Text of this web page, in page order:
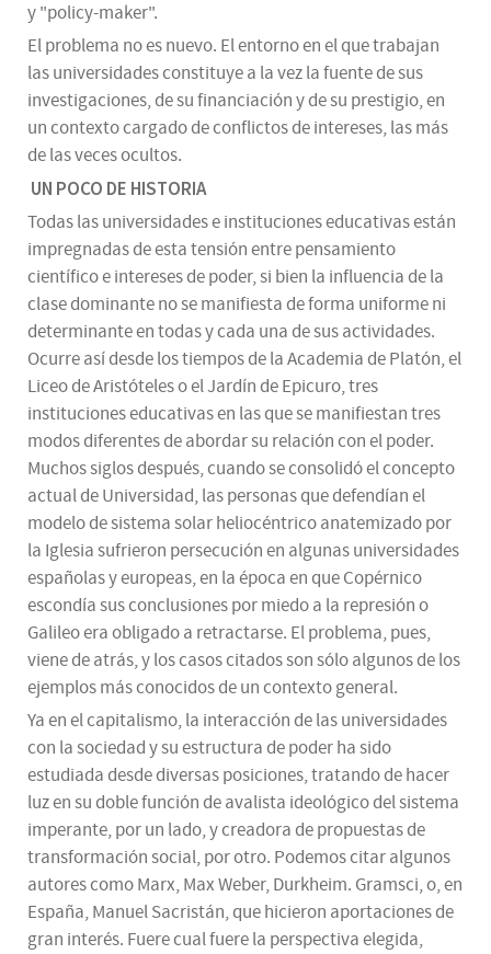
y "policy-maker".
El problema no es nuevo. El entorno en el que trabajan
las universidades constituye a la vez la fuente de sus
investigaciones, de su financiación y de su prestigio, en
un contexto cargado de conflictos de intereses, las más
de las veces ocultos.
UN POCO DE HISTORIA
Todas las universidades e instituciones educativas están
impregnadas de esta tensión entre pensamiento
científico e intereses de poder, si bien la influencia de la
clase dominante no se manifiesta de forma uniforme ni
determinante en todas y cada una de sus actividades.
Ocurre así desde los tiempos de la Academia de Platón, el
Liceo de Aristóteles o el Jardín de Epicuro, tres
instituciones educativas en las que se manifiestan tres
modos diferentes de abordar su relación con el poder.
Muchos siglos después, cuando se consolidó el concepto
actual de Universidad, las personas que defendían el
modelo de sistema solar heliocéntrico anatemizado por
la Iglesia sufrieron persecución en algunas universidades
españolas y europeas, en la época en que Copérnico
escondía sus conclusiones por miedo a la represión o
Galileo era obligado a retractarse. El problema, pues,
viene de atrás, y los casos citados son sólo algunos de los
ejemplos más conocidos de un contexto general.
Ya en el capitalismo, la interacción de las universidades
con la sociedad y su estructura de poder ha sido
estudiada desde diversas posiciones, tratando de hacer
luz en su doble función de avalista ideológico del sistema
imperante, por un lado, y creadora de propuestas de
transformación social, por otro. Podemos citar algunos
autores como Marx, Max Weber, Durkheim. Gramsci, o, en
España, Manuel Sacristán, que hicieron aportaciones de
gran interés. Fuere cual fuere la perspectiva elegida,